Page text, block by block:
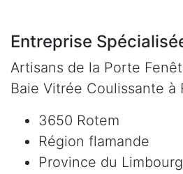
Entreprise
Artisans de la Porte
Baie Vitrée Coulissante à
3650 Rotem
Région flamande
Province du Limbourg